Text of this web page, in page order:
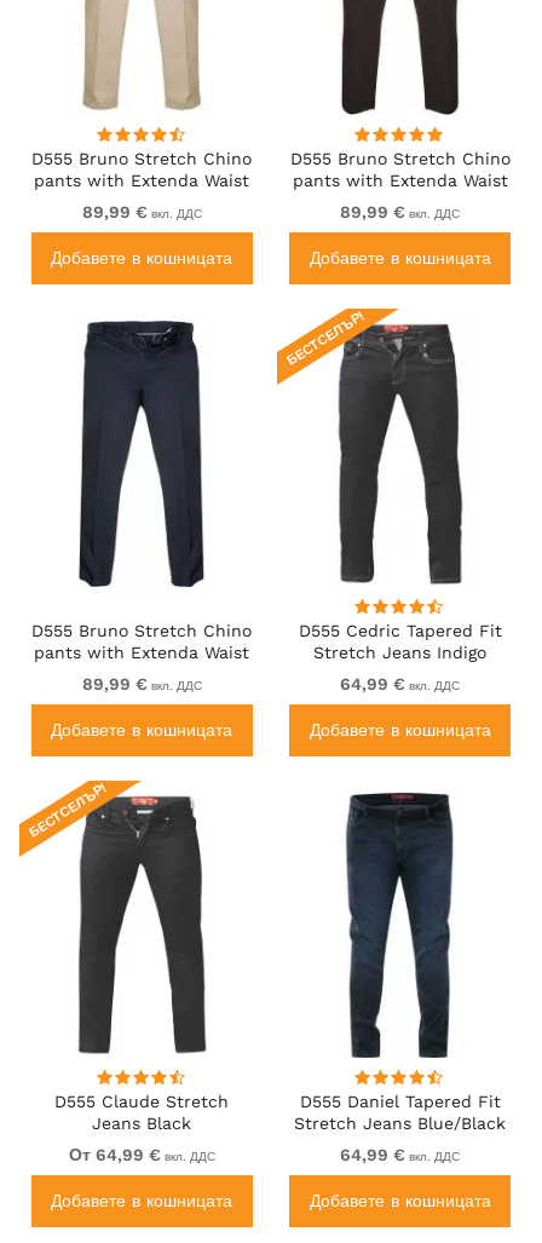
D555 Bruno Stretch Chino
pants with Extenda Waist
Beige
89,99 € вкл. ДДС
Добавете в кошницата
D555 Bruno Stretch Chino
pants with Extenda Waist
Black
89,99 € вкл. ДДС
Добавете в кошницата
D555 Bruno Stretch Chino
pants with Extenda Waist
Indigo Blue
89,99 € вкл. ДДС
Добавете в кошницата
D555 Cedric Tapered Fit
Stretch Jeans Indigo
БЕСТСЕЛЪР!
64,99 € вкл. ДДС
Добавете в кошницата
D555 Claude Stretch
Jeans Black
БЕСТСЕЛЪР!
От 64,99 € вкл. ДДС
Добавете в кошницата
D555 Daniel Tapered Fit
Stretch Jeans Blue/Black
Wash
64,99 € вкл. ДДС
Добавете в кошницата